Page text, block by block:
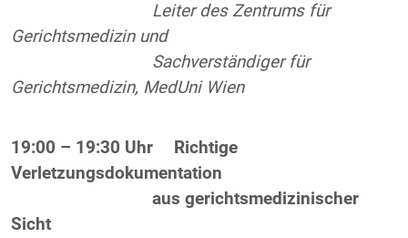
Leiter des Zentrums für
Gerichtsmedizin und
Sachverständiger für
Gerichtsmedizin, MedUni Wien
19:00 – 19:30 Uhr
Richtige
Verletzungsdokumentation
aus gerichtsmedizinischer
Sicht